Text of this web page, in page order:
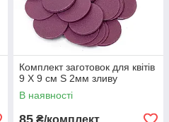
Комплект заготовок для квітів
9 Х 9 см S 2мм зливу
В наявності
₴/комплект